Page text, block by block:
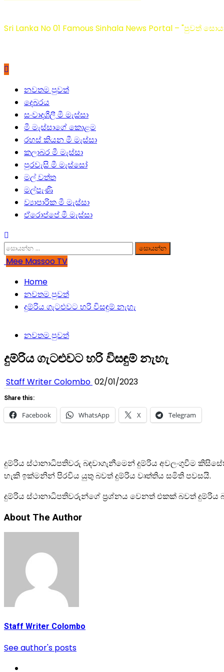
Sri Lanka No 01 Famous Sinhala News Portal – "පුවත්
Primary
Menu
නවතම පුවත්
දෙබරය
සංවාදශීලී මී මැස්සා
මී මැස්සාගේ කොළම
රහස් කියන මී මැස්සා
කලාබර මී මැස්සා
පුරවැසි මී මැස්සෝ
මල් වත්ත
මල්පැණි
ව්‍යාපාරික මී මැස්සා
ඒරොප්පේ මී මැස්සා
සොයන්න:
Mee Massoo TV
Home
නවතම පුවත්
දුම්රිය ගැටළුවට හරි විසඳුම් නැහැ
නවතම පුවත්
දුම්රිය ගැටළුවට හරි විසඳුම් නැහැ
Staff Writer Colombo 02/01/2023
Share this:
Facebook WhatsApp X Telegram
දුම්රිය ස්ථානාධිපතිවරු බඳවාගැනීමෙන් දුම්රිය අවලංගුවීම
හැකි ඉක්මනින් පිරවිය යුතු බවත් දුම්රිය වෘත්තිය සමිති පවසයි.
දුම්රිය ස්ථානාධිපතිවරුන්ගේ ප්‍රශ්නය වෙනත් එකක් බවත් දුම්රිය
About The Author
Staff Writer Colombo
See author's posts